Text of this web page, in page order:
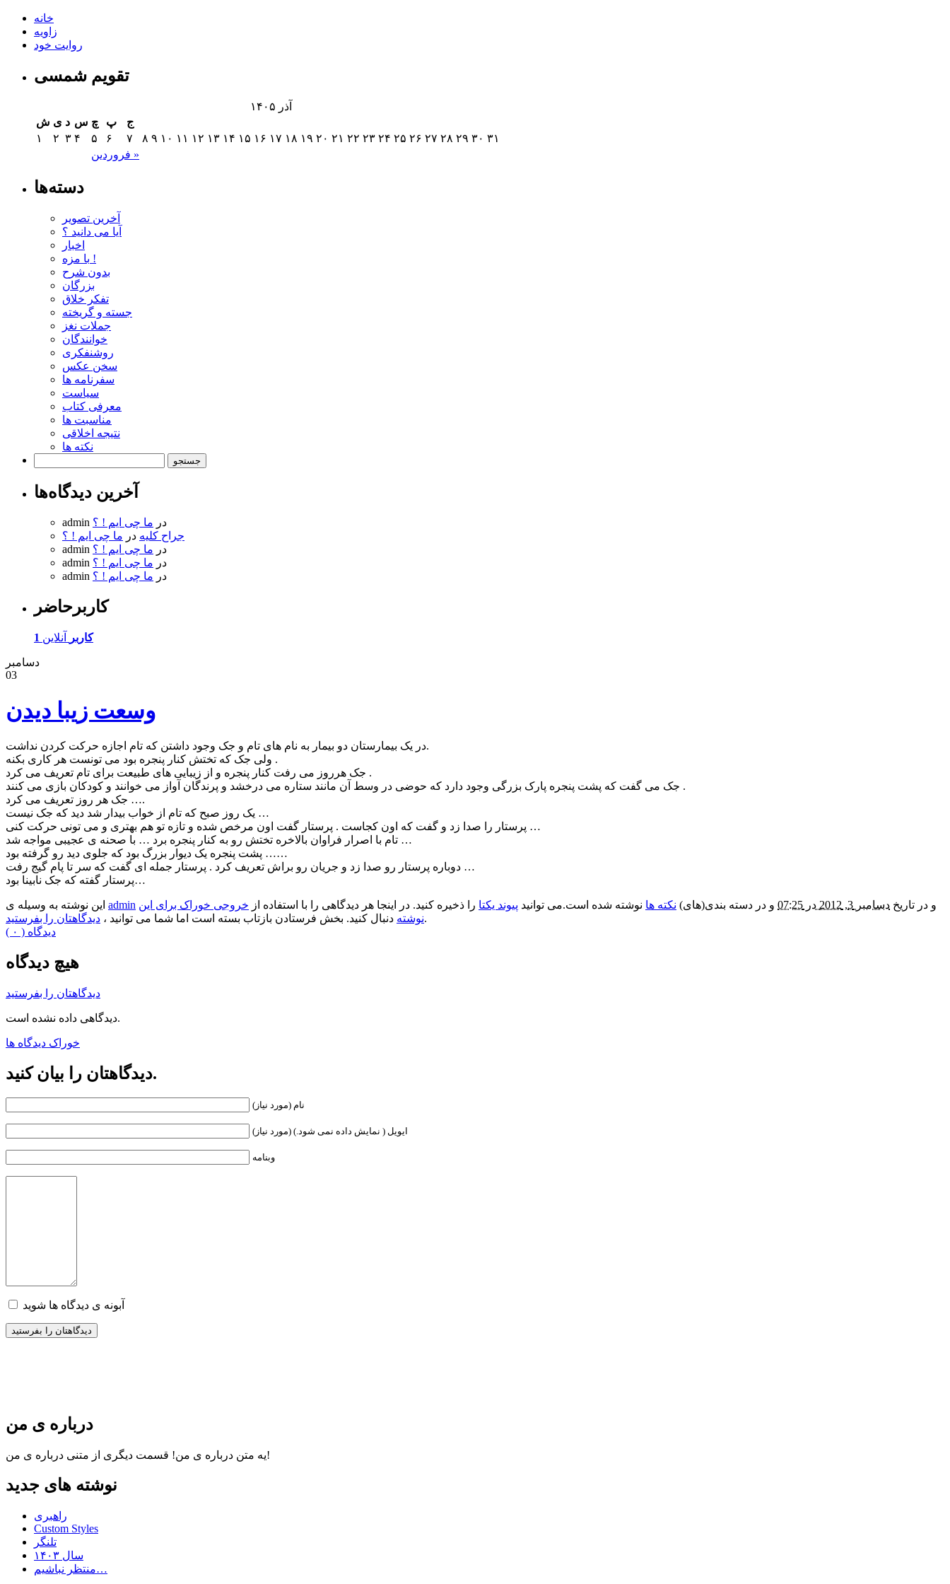
خانه
زاویه
روایت خود
تقویم شمسی
آذر ۱۴۰۵
ش ی د س چ پ ج
فروردین »
۱ ۲ ۳ ۴ ۵ ۶ ۷ ۸ ۹ ۱۰ ۱۱ ۱۲ ۱۳ ۱۴ ۱۵ ۱۶ ۱۷ ۱۸ ۱۹ ۲۰ ۲۱ ۲۲ ۲۳ ۲۴ ۲۵ ۲۶ ۲۷ ۲۸ ۲۹ ۳۰ ۳۱
دسته‌ها
آخرین تصویر
آیا می دانید ؟
اخبار
با مزه !
بدون شرح
بزرگان
تفکر خلاق
جسته و گریخته
جملات نغز
خوانندگان
روشنفکری
سخن عکس
سفرنامه ها
سیاست
معرفی کتاب
مناسبت ها
نتیجه اخلاقی
نکته ها
آخرین دیدگاه‌ها
admin در ما چی ایم ! ؟
جراح کلیه در ما چی ایم ! ؟
admin
در ما چی ایم ! ؟
admin
در ما چی ایم ! ؟
admin
در ما چی ایم ! ؟
کاربرحاضر
1 کاربر آنلاین
دسامبر
03
وسعت زیبا دیدن
در یک بیمارستان دو بیمار به نام های تام و جک وجود داشتن که تام اجازه حرکت کردن نداشت.
ولی جک که تختش کنار پنجره بود می تونست هر کاری بکنه .
جک هرروز می رفت کنار پنجره و از زیبایی های طبیعت برای تام تعریف می کرد .
جک می گفت که پشت پنجره پارک بزرگی وجود دارد که حوضی در وسط آن مانند ستاره می درخشد و پرندگان آواز می خوانند و کودکان بازی می کنند .
جک هر روز تعریف می کرد ….
یک روز صبح که تام از خواب بیدار شد دید که جک نیست …
پرستار را صدا زد و گفت که اون کجاست . پرستار گفت اون مرخص شده و تازه تو هم بهتری و می تونی حرکت کنی …
تام با اصرار فراوان بالاخره تختش رو به کنار پنجره برد … با صحنه ی عجیبی مواجه شد …
پشت پنجره یک دیوار بزرگ بود که جلوی دید رو گرفته بود ……
دوباره پرستار رو صدا زد و جریان رو براش تعریف کرد . پرستار جمله ای گفت که سر تا پام گیج رفت …
پرستار گفته که جک نابینا بود…
admin و در تاریخ دسامبر 3, 2012 در 07:25 و در دسته بندی(های) نکته ها نوشته شده است.می توانید پیوند یکتا را ذخیره کنید. در اینجا هر دیدگاهی را با استفاده از خروجی خوراک برای این
نوشته دنبال کنید. بخش فرستادن بازتاب بسته است اما شما می توانید ، دیدگاهتان را بفرستید
.
( ۰ ) دیدگاه
هیچ دیدگاه
دیدگاهتان را بفرستید
دیدگاهی داده نشده است.
خوراک دیدگاه ها
دیدگاهتان را بیان کنید.
نام (مورد نیاز)
ایویل ( نمایش داده نمی شود.) (مورد نیاز)
وبنامه
آبونه ی دیدگاه ها شوید
درباره ی من
یه متن درباره ی من!قسمت دیگری از متنی درباره ی من!
نوشته های جدید
راهبری
Custom Styles
تلنگر
سال ۱۴۰۳
منتظر نباشیم…